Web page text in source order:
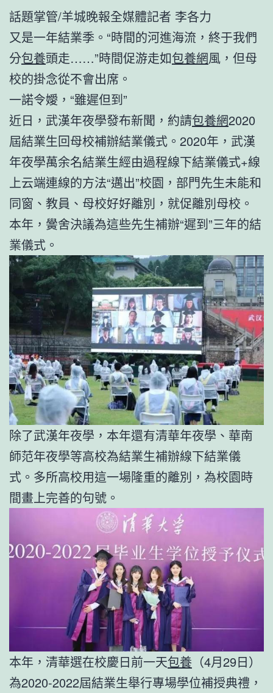
話題掌管/羊城晚報全媒體記者 李各力
又是一年結業季。“時間的河進海流，終于我們
分包養頭走……”時間促游走如包養網風，但母
校的掛念從不會出席。
一諾令嬡，“雖遲但到”
近日，武漢年夜學發布新聞，約請包養網2020
屆結業生回母校補辦結業儀式。2020年，武漢
年夜學萬余名結業生經由過程線下結業儀式+線
上云端連線的方法“邁出”校園，部門先生未能和
同窗、教員、母校好好離別，就促離別母校。
本年，黌舍決議為這些先生補辦“遲到”三年的結
業儀式。
除了武漢年夜學，本年還有清華年夜學、華南
師范年夜學等高校為結業生補辦線下結業儀
式。多所高校用這一場隆重的離別，為校園時
間畫上完善的句號。
本年，清華選在校慶日前一天包養 （4月29日）
為2020-2022屆結業生舉行專場學位補授典禮，